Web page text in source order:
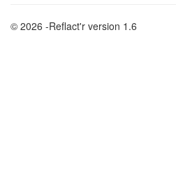
© 2026 -Reflact'r version 1.6